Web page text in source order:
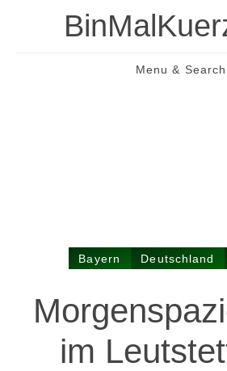
Menu & Search
Bayern Deutschland
im